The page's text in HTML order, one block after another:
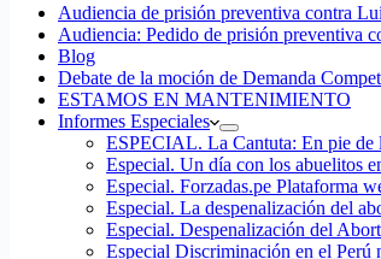
Audiencia de prisión preventiva contra
Audiencia: Pedido de prisión preventiva
Blog
Debate de la moción de Demanda
ESTAMOS EN MANTENIMIENTO
Informes Especiales
ESPECIAL. La Cantuta: En pie de
Especial. Un día con los abuelitos
Especial. Forzadas.pe Plataforma
Especial. La despenalización del
Especial. Despenalización del
Especial Discriminación en el Perú